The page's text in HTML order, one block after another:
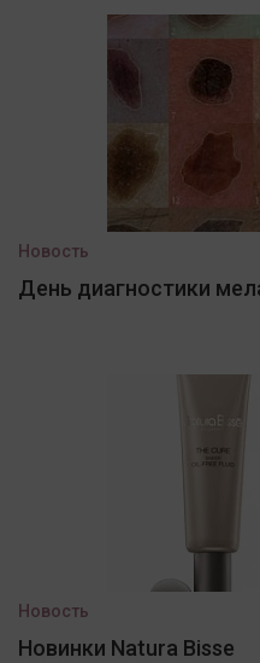
Новость
День диагностики
Новость
Новинки Natura Bisse